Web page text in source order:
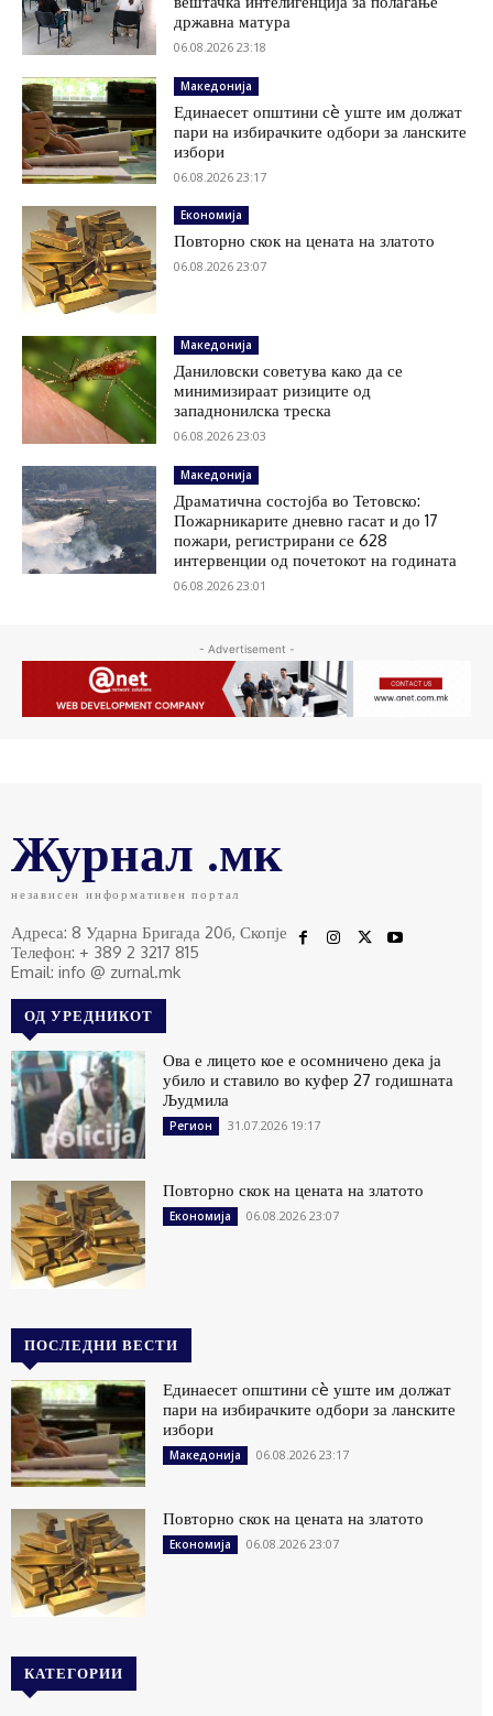
државна матура
06.08.2026 23:18
Македонија
Единаесет општини сè уште им должат
пари на избирачките одбори за ланските
избори
06.08.2026 23:17
Економија
Повторно скок на цената на златото
06.08.2026 23:07
Македонија
Даниловски советува како да се
минимизираат ризиците од
западнонилска треска
06.08.2026 23:03
Македонија
Драматична состојба во Тетовско:
Пожарникарите дневно гасат и до 17
пожари, регистрирани се 628
интервенции од почетокот на годината
06.08.2026 23:01
- Advertisement -
Журнал .мк
независен информативен портал
Адреса: 8 Ударна Бригада 20б, Скопје
Телефон: + 389 2 3217 815
Email: info @ zurnal.mk
ОД УРЕДНИКОТ
Ова е лицето кое е осомничено дека ја
убило и ставило во куфер 27 годишната
Људмила
Регион 31.07.2026 19:17
Повторно скок на цената на златото
Економија 06.08.2026 23:07
ПОСЛЕДНИ ВЕСТИ
Единаесет општини сè уште им должат
пари на избирачките одбори за ланските
избори
Македонија 06.08.2026 23:17
Повторно скок на цената на златото
Економија 06.08.2026 23:07
КАТЕГОРИИ